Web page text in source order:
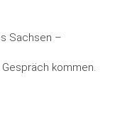
Sachsen –
kommen.